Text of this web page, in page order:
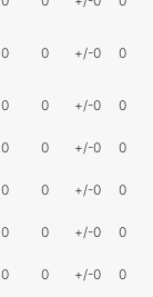
0 0 +/-0 0
0 0 +/-0 0
0 0 +/-0 0
0 0 +/-0 0
0 0 +/-0 0
0 0 +/-0 0